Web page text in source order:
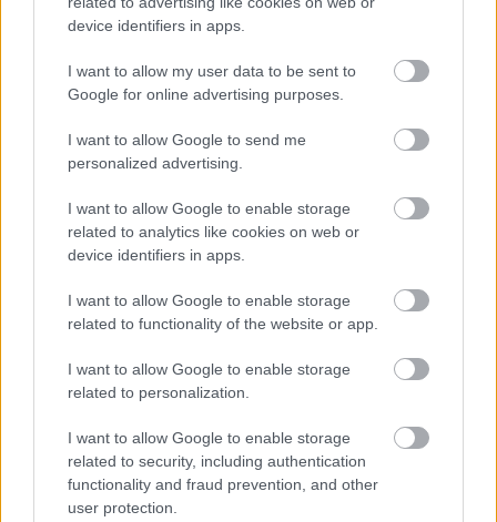
device identifiers in apps.
I want to allow my user data to be sent to
Google for online advertising purposes.
I want to allow Google to send me
personalized advertising.
I want to allow Google to enable storage
related to analytics like cookies on web or
device identifiers in apps.
I want to allow Google to enable storage
related to functionality of the website or app.
I want to allow Google to enable storage
related to personalization.
I want to allow Google to enable storage
related to security, including authentication
functionality and fraud prevention, and other
user protection.
2026.08.06. Kiss Lajos
Csendélet 5.0: alig balesetveszélyes lépcső és
Szolnok mennyire élhető város
Ha csak ezeket a képeket látnánk, azt gondolnánk, hogy az
egyik leglepusztultabb balkáni vidéken járunk, de...